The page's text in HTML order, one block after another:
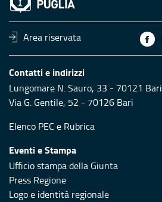
Area riservata
Contatti e indirizzi
Lungomare N. Sauro, 33 - 70121 Bari
Via G. Gentile, 52 - 70126 Bari
Elenco PEC e Rubrica
Eventi e Stampa
Ufficio stampa della Giunta
Press Regione
Logo e identità regionale